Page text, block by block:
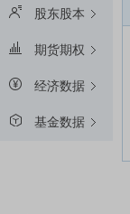
股东股本
期货期权
经济数据
基金数据